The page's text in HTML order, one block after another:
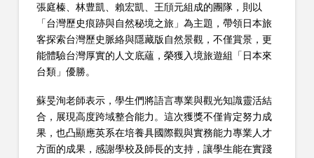
張庭榛、林豊凱、賴宏凱、王頎元組成的團隊，則以
「台灣歷史痕跡與自然秘境之旅」為主題，帶領日本旅
客探索台灣歷史脈絡與隱藏版自然景觀，不僅賞景，更
能體驗台灣厚實的人文底蘊，榮獲入境旅遊組「日本來
台類」優勝。
蘇旻洵老師表示，學生們將語言專業與觀光知識靈活結
合，展現高度跨域整合能力。這次獲獎不僅肯定努力成
果，也凸顯應英系在培養具國際觀與實務能力專業人才
方面的成果，感謝學校及師長的支持，讓學生能在實踐